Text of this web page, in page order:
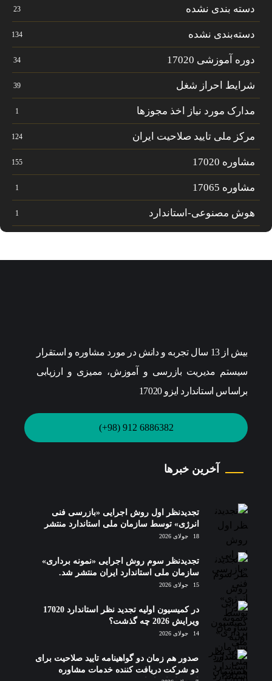
دسته بندی نشده 23
دسته‌بندی نشده 134
دوره آموزشی 17020 34
شرایط احراز شغل 39
مدارک مورد نیاز اخذ مجوزها 1
مرکز ملی تایید صلاحیت ایران 124
مشاوره 17020 155
مشاوره 17065 1
هوش مصنوعی-استاندارد 1
بیش از 13 سال تجربه و دانش در مورد مشاوره و استقرار
سیستم مدیریت بازرسی و آموزش، ممیزی و ارزیابی
براساس استاندارد ایزو 17020
6886382 912 (98+)
آخرین خبرها
تجدیدنظر اول روش اجرایی «بازرسی فنی
انرژی» توسط سازمان ملی استاندارد منتشر
شد.
18 جولای 2026
تجدیدنظر سوم روش اجرایی «نمونه برداری»
سازمان ملی استاندارد ایران منتشر شد.
15 جولای 2026
در کمیسیون اولیه تجدید نظر استاندارد 17020
ویرایش 2026 چه گذشت؟
14 جولای 2026
صدور هم زمان دو گواهینامه تایید صلاحیت برای
دو شرکت دریافت کننده خدمات مشاوره